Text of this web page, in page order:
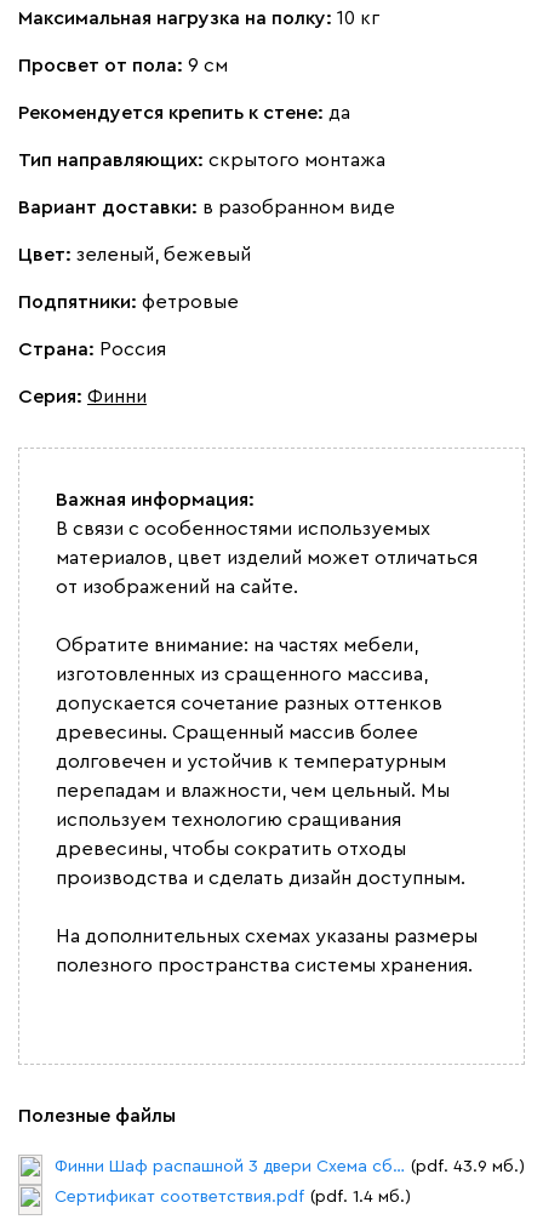
Максимальная нагрузка на полку: 10 кг
Просвет от пола: 9 см
Рекомендуется крепить к стене: да
Тип направляющих: скрытого монтажа
Вариант доставки: в разобранном виде
Цвет: зеленый, бежевый
Подпятники: фетровые
Страна: Россия
Серия: Финни
Важная информация:
В связи с особенностями используемых
материалов, цвет изделий может отличаться
от изображений на сайте.
Обратите внимание: на частях мебели,
изготовленных из сращенного массива,
допускается сочетание разных оттенков
древесины. Сращенный массив более
долговечен и устойчив к температурным
перепадам и влажности, чем цельный. Мы
используем технологию сращивания
древесины, чтобы сократить отходы
производства и сделать дизайн доступным.
На дополнительных схемах указаны размеры
полезного пространства системы хранения.
Полезные файлы
Финни Шаф распашной 3 двери Схема сборки.pdf (pdf. 43.9 мб.)
Сертификат соответствия.pdf (pdf. 1.4 мб.)